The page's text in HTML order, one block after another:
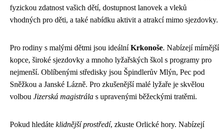
fyzickou zdatnost vašich dětí, dostupnost lanovek a vleků
vhodných pro děti, a také nabídku aktivit a atrakcí mimo sjezdovky.
Pro rodiny s malými dětmi jsou ideálníKrkonoše. Nabízejí mírnější
kopce, široké sjezdovky a mnoho lyžařských škol s programy pro
nejmenší. Oblíbenými středisky jsou Špindlerův Mlýn, Pec pod
Sněžkou a Janské Lázně. Pro zkušenější malé lyžaře je skvělou
volbou Jizerská magistrála s upravenými běžeckými tratěmi.
Pokud hledáte klidnější prostředí, zkuste Orlické hory. Nabízejí